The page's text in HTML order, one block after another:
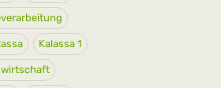
Kalassa 1